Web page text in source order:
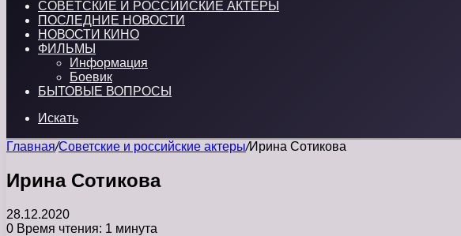
СОВЕТСКИЕ И РОССИЙСКИЕ АКТЕРЫ
ПОСЛЕДНИЕ НОВОСТИ
НОВОСТИ КИНО
ФИЛЬМЫ
Информация
Боевик
БЫТОВЫЕ ВОПРОСЫ
Искать
Главная/Советские и российские актеры/Ирина Сотикова
Ирина Сотикова
28.12.2020
0 Время чтения: 1 минута